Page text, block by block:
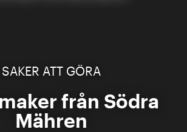
SAKER ATT GÖRA
från Södra
Mähren